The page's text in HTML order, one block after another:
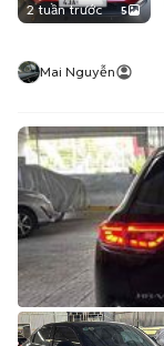
2 tuần trước 5
Mai Nguyễn